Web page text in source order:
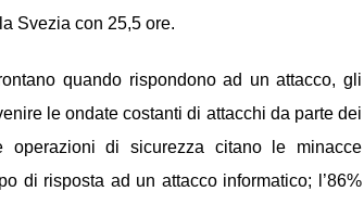
Svezia con 25,5 ore.
quando rispondono ad un attacco, gli
le ondate costanti di attacchi da parte dei
operazioni di sicurezza citano le minacce
di risposta ad un attacco informatico; l’86%